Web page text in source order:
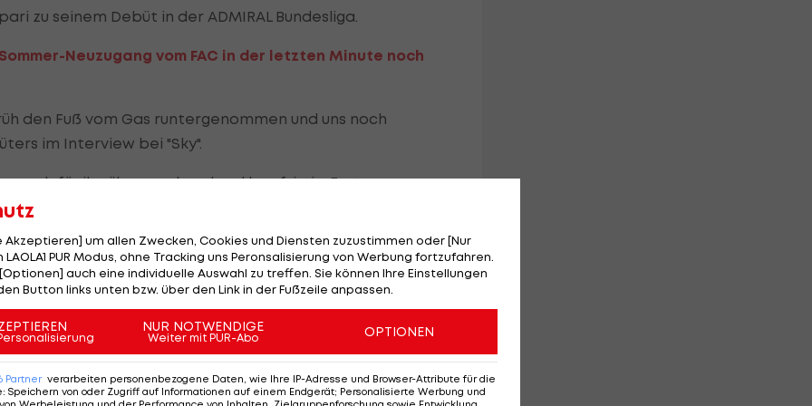
zu seinem Debüt in der ADMIRAL Bundesliga.
Neuzugang vom FAC in der letzten Minute noch
den Fuß vom Gas runtergenommen und uns noch
im Interview bei "Sky".
auch für ihn überraschend und kurzfristig. Erst am
riesig: "Weil Bundesliga spielen ist doch was sehr
Ob er davon ausgeht, weiterhin die Nummer eins
der Trainer. Aber ich glaube, ich hab' heute
Akzeptieren] um allen Zwecken, Cookies und Diensten zuzustimmen oder [Nur
PUR Modus, ohne Tracking uns Peronsalisierung von Werbung fortzufahren.
auch eine individuelle Auswahl zu treffen. Sie können Ihre Einstellungen
Button links unten bzw. über den Link in der Fußzeile anpassen.
NUR NOTWENDIGE
Weiter mit PUR-Abo OPTIONEN
Partner verarbeiten personenbezogene Daten, wie Ihre IP-Adresse und Browser-Attribute für die
: Speichern von oder Zugriff auf Informationen auf einem Endgerät; Personalisierte Werbung und